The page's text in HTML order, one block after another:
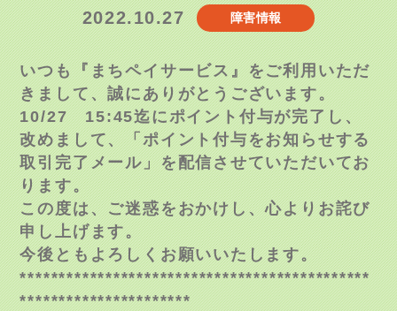
2022.10.27 障害情報
いつも『まちペイサービス』をご利用いただ
きまして、誠にありがとうございます。
10/27 15:45迄にポイント付与が完了し、
改めまして、「ポイント付与をお知らせする
取引完了メール」を配信させていただいてお
ります。
この度は、ご迷惑をおかけし、心よりお詫び
申し上げます。
今後ともよろしくお願いいたします。
*********************************************
**********************